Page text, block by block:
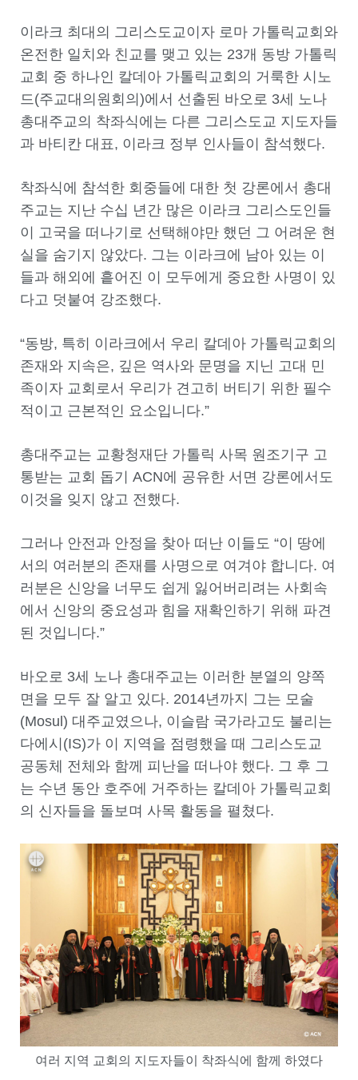
이라크 최대의 그리스도교이자 로마 가톨릭교회와
온전한 일치와 친교를 맺고 있는 23개 동방 가톨릭
교회 중 하나인 칼데아 가톨릭교회의 거룩한 시노
드(주교대의원회의)에서 선출된 바오로 3세 노나
총대주교의 착좌식에는 다른 그리스도교 지도자들
과 바티칸 대표, 이라크 정부 인사들이 참석했다.
착좌식에 참석한 회중들에 대한 첫 강론에서 총대
주교는 지난 수십 년간 많은 이라크 그리스도인들
이 고국을 떠나기로 선택해야만 했던 그 어려운 현
실을 숨기지 않았다. 그는 이라크에 남아 있는 이
들과 해외에 흩어진 이 모두에게 중요한 사명이 있
다고 덧붙여 강조했다.
“동방, 특히 이라크에서 우리 칼데아 가톨릭교회의
존재와 지속은, 깊은 역사와 문명을 지닌 고대 민
족이자 교회로서 우리가 견고히 버티기 위한 필수
적이고 근본적인 요소입니다.”
총대주교는 교황청재단 가톨릭 사목 원조기구 고
통받는 교회 돕기 ACN에 공유한 서면 강론에서도
이것을 잊지 않고 전했다.
그러나 안전과 안정을 찾아 떠난 이들도 “이 땅에
서의 여러분의 존재를 사명으로 여겨야 합니다. 여
러분은 신앙을 너무도 쉽게 잃어버리려는 사회속
에서 신앙의 중요성과 힘을 재확인하기 위해 파견
된 것입니다.”
바오로 3세 노나 총대주교는 이러한 분열의 양쪽
면을 모두 잘 알고 있다. 2014년까지 그는 모술
(Mosul) 대주교였으나, 이슬람 국가라고도 불리는
다에시(IS)가 이 지역을 점령했을 때 그리스도교
공동체 전체와 함께 피난을 떠나야 했다. 그 후 그
는 수년 동안 호주에 거주하는 칼데아 가톨릭교회
의 신자들을 돌보며 사목 활동을 펼쳤다.
여러 지역 교회의 지도자들이 착좌식에 함께 하였다